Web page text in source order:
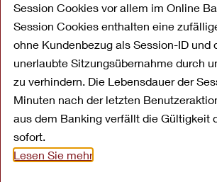
Session Cookies vor allem im Online
Session Cookies enthalten eine
ohne Kundenbezug als Session-ID und
unerlaubte Sitzungsübernahme durch
zu verhindern. Die Lebensdauer der
Minuten nach der letzten
aus dem Banking verfällt die Gültigkeit
sofort.
Lesen Sie mehr
Die OYAK-Gruppe ist eine der
türkischen
gehören Firmen aus der Industrie
Finanz- und Dienstleistungssektor.
Unternehmen der Gruppe
Produkten, ihrem Absatz, ihrem
abgeführten Steuern einen
zunehmenden Mehrwert für die